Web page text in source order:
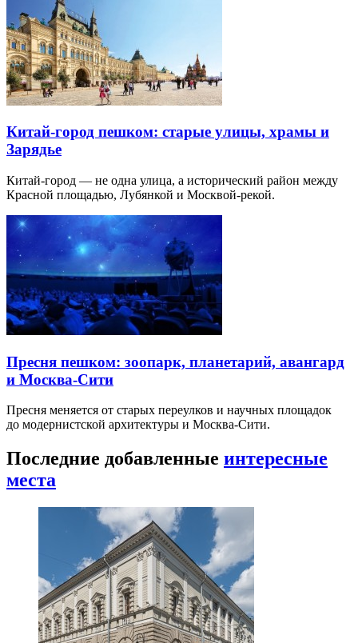
Китай-город пешком: старые улицы, храмы и
Зарядье
Китай-город — не одна улица, а исторический район между
Красной площадью, Лубянкой и Москвой-рекой.
Пресня пешком: зоопарк, планетарий, авангард
и Москва-Сити
Пресня меняется от старых переулков и научных площадок
до модернистской архитектуры и Москва-Сити.
Последние добавленные интересные
места